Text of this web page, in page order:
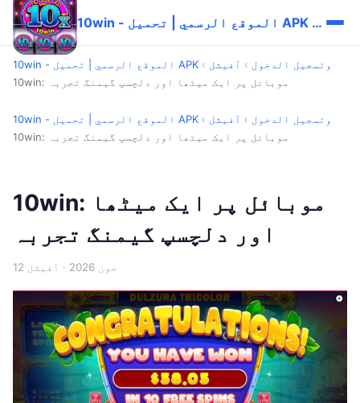
10win - الموقع الرسمي | تحميل APK وتسجيل الدخول
10win - الموقع الرسمي | تحميل APK وتسجيل الدخول › آفیشل ›
10win: موبائل پر ایک میٹھا اور دلچسپ گیمنگ تجربہ
10win - الموقع الرسمي | تحميل APK وتسجيل الدخول › آفیشل ›
10win: موبائل پر ایک میٹھا اور دلچسپ گیمنگ تجربہ
10win: موبائل پر ایک میٹھا
اور دلچسپ گیمنگ تجربہ
12 جون 2026 · آفیشل